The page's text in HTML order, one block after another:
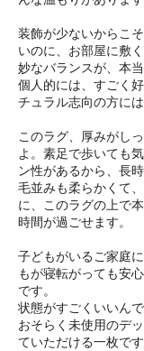
装飾が少ないからこ
いのに、お部屋に敷
妙なバランスが、本
個人的には、すごく
チュラル志向の方に
このラグ、厚みがし
よ。素足で歩いても
ン性があるから、長
毛並みも柔らかくて
に、このラグの上で
時間が過ごせます。
子どもがいるご家庭
もが寝転がっても安
です。
状態がすごくいいん
おそらく未使用のデ
ていただける一枚です